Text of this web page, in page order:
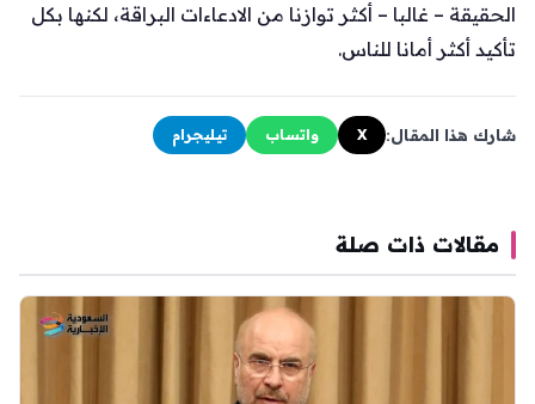
الحقيقة – غالبا – أكثر توازنا من الادعاءات البراقة، لكنها بكل
تأكيد أكثر أمانا للناس.
شارك هذا المقال: X واتساب تيليجرام
مقالات ذات صلة